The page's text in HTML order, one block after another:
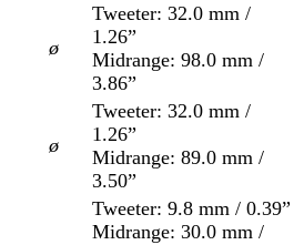
ø
Tweeter: 32.0 mm /
1.26”
Midrange: 98.0 mm /
3.86”
ø
Tweeter: 32.0 mm /
1.26”
Midrange: 89.0 mm /
3.50”
Tweeter: 9.8 mm / 0.39”
Midrange: 30.0 mm /